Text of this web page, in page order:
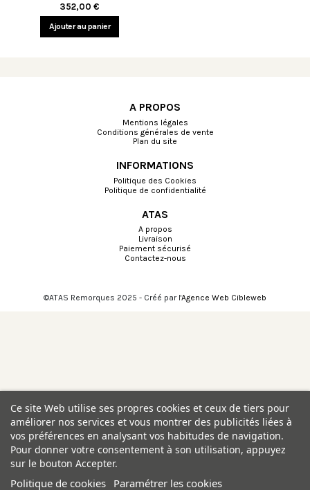
352,00 €
Ajouter au panier
A PROPOS
Mentions légales
Conditions générales de vente
Plan du site
INFORMATIONS
Politique des Cookies
Politique de confidentialité
ATAS
A propos
Livraison
Paiement sécurisé
Contactez-nous
Ce site Web utilise ses propres cookies et ceux de tiers pour
améliorer nos services et vous montrer des publicités liées à
vos préférences en analysant vos habitudes de navigation.
Pour donner votre consentement à son utilisation, appuyez
sur le bouton Accepter.
Politique de cookies Paramétrer les cookies
©ATAS Remorques 2025 - Créé par l'Agence Web Cibleweb